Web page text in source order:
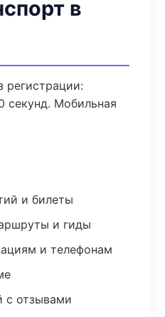
в
регистрации:
секунд. Мобильная
и билеты
и гиды
и телефонам
с отзывами